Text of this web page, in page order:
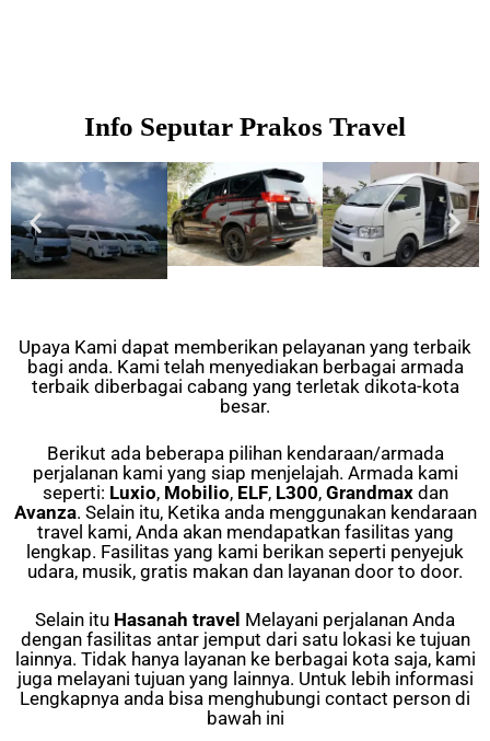
Info Seputar Prakos Travel
Upaya Kami dapat memberikan pelayanan yang terbaik
bagi anda. Kami telah menyediakan berbagai armada
terbaik diberbagai cabang yang terletak dikota-kota
besar.
Berikut ada beberapa pilihan kendaraan/armada
perjalanan kami yang siap menjelajah. Armada kami
seperti: Luxio, Mobilio, ELF, L300, Grandmaxdan
Avanza. Selain itu, Ketika anda menggunakan kendaraan
travel kami, Anda akan mendapatkan fasilitas yang
lengkap. Fasilitas yang kami berikan seperti penyejuk
udara, musik, gratis makan dan layanan door to door.
Selain itu Hasanah travel Melayani perjalanan Anda
dengan fasilitas antar jemput dari satu lokasi ke tujuan
lainnya. Tidak hanya layanan ke berbagai kota saja, kami
juga melayani tujuan yang lainnya. Untuk lebih informasi
Lengkapnya anda bisa menghubungi contact person di
bawah ini